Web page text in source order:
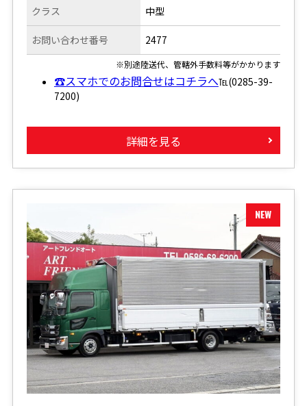
クラス
お問い合わせ番号
中型
2477
※別途陸送代、管轄外手数料等がかかります
☎スマホでのお問合せはコチラへ℡(0285-39-
7200)
詳細を見る